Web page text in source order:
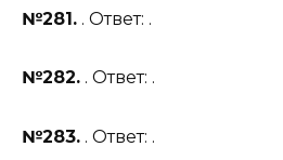
№281. . Ответ: .
№282. . Ответ: .
№283. . Ответ: .